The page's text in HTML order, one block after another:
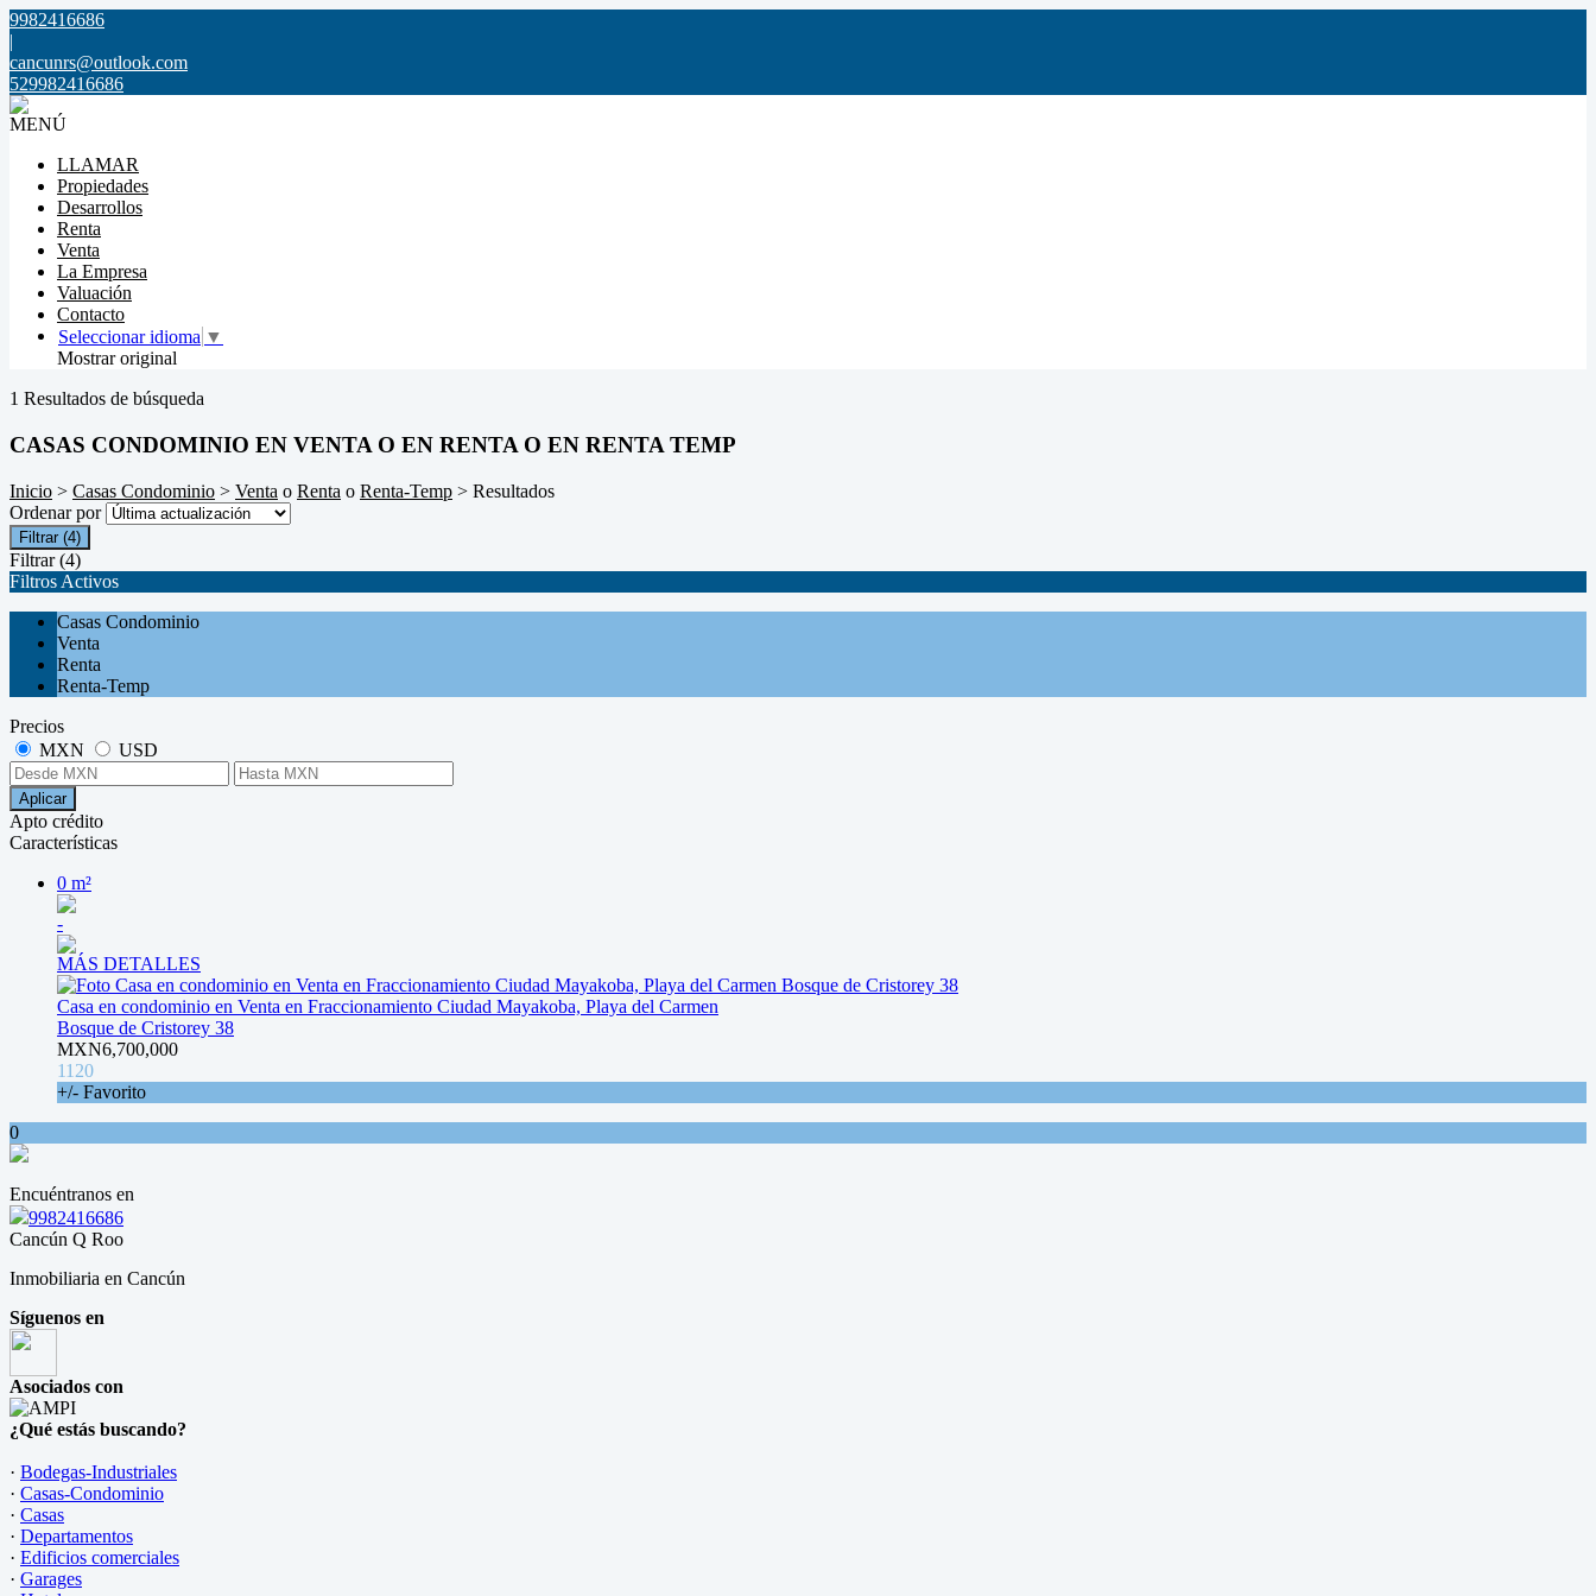
9982416686
|
cancunrs@outlook.com
529982416686
MENÚ
LLAMAR
Propiedades
Desarrollos
Renta
Venta
La Empresa
Valuación
Contacto
Seleccionar idioma ▼
Mostrar original
1 Resultados de búsqueda
CASAS CONDOMINIO EN VENTA O EN RENTA O EN RENTA TEMP
Inicio > Casas Condominio > Venta o Renta o Renta-Temp > Resultados
Ordenar por
Filtrar (4)
Filtrar (4)
Filtros Activos
Casas Condominio
Venta
Renta
Renta-Temp
Precios
MXN
USD
Aplicar
Apto crédito
Características
0 m²
-
MÁS DETALLES
Casa en condominio en Venta en Fraccionamiento Ciudad Mayakoba, Playa del Carmen
Bosque de Cristorey 38
MXN6,700,000
1120
+/- Favorito
0
Encuéntranos en
9982416686
Cancún Q Roo
Inmobiliaria en Cancún
Síguenos en
Asociados con
¿Qué estás buscando?
· Bodegas-Industriales
· Casas-Condominio
· Casas
· Departamentos
· Edificios comerciales
· Garages